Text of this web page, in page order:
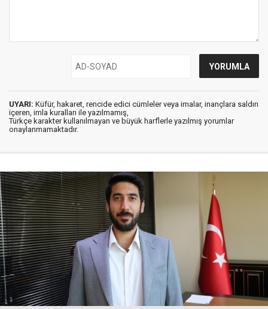
UYARI: Küfür, hakaret, rencide edici cümleler veya imalar, inançlara saldırı
içeren, imla kuralları ile yazılmamış,
Türkçe karakter kullanılmayan ve büyük harflerle yazılmış yorumlar
onaylanmamaktadır.